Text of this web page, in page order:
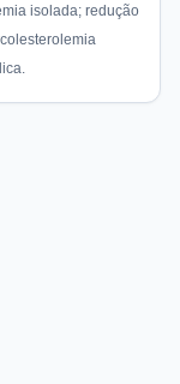
isolada; redução